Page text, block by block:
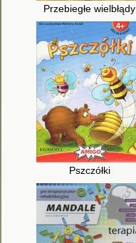
Przebiegłe wielbłądy
Pszczółki